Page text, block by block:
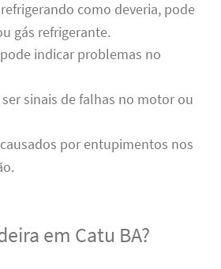
como deveria, pode
gás refrigerante.
indicar problemas no
sinais de falhas no motor ou
por entupimentos nos
em Catu BA?